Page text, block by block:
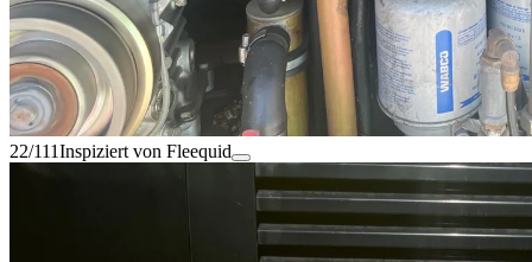
22/111Inspiziert von Fleequid